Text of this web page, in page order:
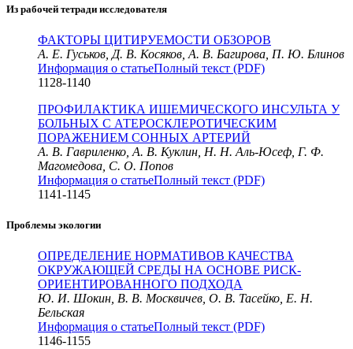
Из рабочей тетради исследователя
ФАКТОРЫ ЦИТИРУЕМОСТИ ОБЗОРОВ
А. Е. Гуськов, Д. В. Косяков, А. В. Багирова, П. Ю. Блинов
Информация о статьеПолный текст (PDF)
1128-1140
ПРОФИЛАКТИКА ИШЕМИЧЕСКОГО ИНСУЛЬТА У
БОЛЬНЫХ С АТЕРОСКЛЕРОТИЧЕСКИМ
ПОРАЖЕНИЕМ СОННЫХ АРТЕРИЙ
А. В. Гавриленко, А. В. Куклин, Н. Н. Аль-Юсеф, Г. Ф.
Магомедова, С. О. Попов
Информация о статьеПолный текст (PDF)
1141-1145
Проблемы экологии
ОПРЕДЕЛЕНИЕ НОРМАТИВОВ КАЧЕСТВА
ОКРУЖАЮЩЕЙ СРЕДЫ НА ОСНОВЕ РИСК-
ОРИЕНТИРОВАННОГО ПОДХОДА
Ю. И. Шокин, В. В. Москвичев, О. В. Тасейко, Е. Н.
Бельская
Информация о статьеПолный текст (PDF)
1146-1155